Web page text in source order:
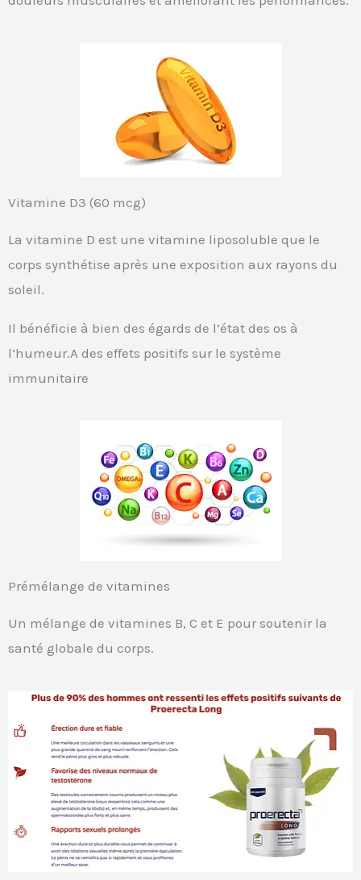
Vitamine D3 (60 mcg)
La vitamine D est une vitamine liposoluble que le
corps synthétise après une exposition aux rayons du
soleil.
Il bénéficie à bien des égards de l’état des os à
l’humeur.A des effets positifs sur le système
immunitaire
Prémélange de vitamines
Un mélange de vitamines B, C et E pour soutenir la
santé globale du corps.